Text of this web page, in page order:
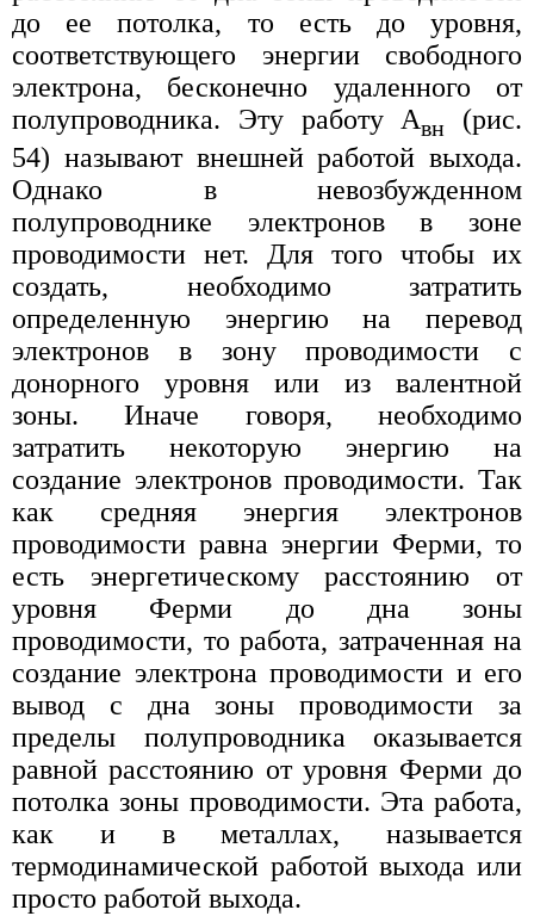
до ее потолка, то есть до уровня,
соответствующего энергии свободного
электрона, бесконечно удаленного от
полупроводника. Эту работу Авн
(рис.
54) называют внешней работой выхода.
Однако в невозбужденном
полупроводнике электронов в зоне
проводимости нет. Для того чтобы их
создать, необходимо затратить
определенную энергию на перевод
электронов в зону проводимости с
донорного уровня или из валентной
зоны. Иначе говоря, необходимо
затратить некоторую энергию на
создание электронов проводимости. Так
как средняя энергия электронов
проводимости равна энергии Ферми, то
есть энергетическому расстоянию от
уровня Ферми до дна зоны
проводимости, то работа, затраченная на
создание электрона проводимости и его
вывод с дна зоны проводимости за
пределы полупроводника оказывается
равной расстоянию от уровня Ферми до
потолка зоны проводимости. Эта работа,
как и в металлах, называется
термодинамической работой выхода или
просто работой выхода.